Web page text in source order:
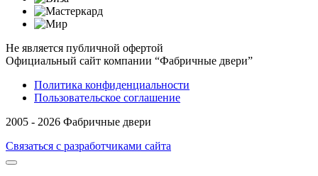
Не является публичной офертой
Официальный сайт компании “Фабричные двери”
Политика конфиденциальности
Пользовательское соглашение
2005 - 2026 Фабричные двери
Связаться с разработчиками сайта